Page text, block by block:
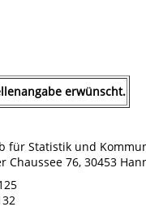
erwünscht.
für Statistik und
Chaussee 76, 30453